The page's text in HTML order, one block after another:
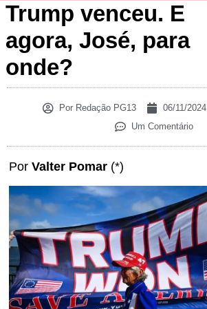
Trump venceu. E
agora, José, para
onde?
Por Redação PG13 06/11/2024
Um Comentário
Por Valter Pomar (*)